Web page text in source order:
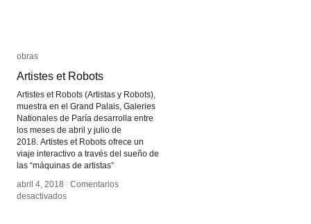
obras
Artistes et Robots
Artistes et Robots (Artistas y Robots),
muestra en el Grand Palais, Galeries
Nationales de Paría desarrolla entre
los meses de abril y julio de
2018. Artistes et Robots ofrece un
viaje interactivo a través del sueño de
las “máquinas de artistas”
abril 4, 2018 / Comentarios
desactivadosen
obras
Artistes et Robots
abril 4, 2018 / Comentarios
desactivadosen